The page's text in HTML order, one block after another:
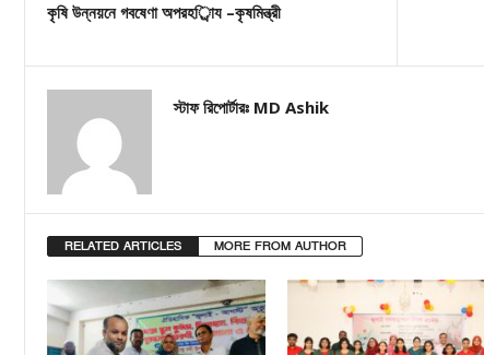
কৃষি উন্নয়নে গবষেণা অপরহর্িায –কৃষমিন্ত্রী
স্টাফ রিপোর্টারঃ MD Ashik
RELATED ARTICLES MORE FROM AUTHOR